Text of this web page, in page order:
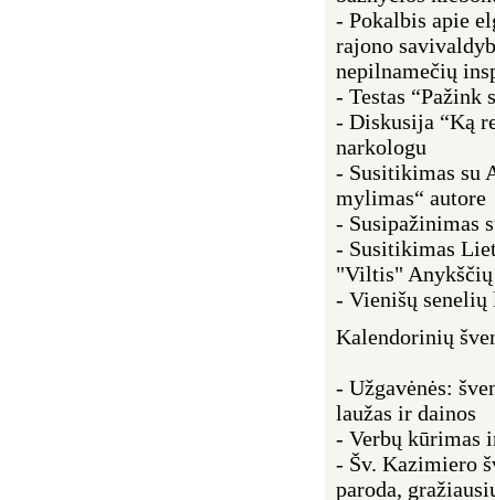
- Pokalbis apie
rajono
nepilnamečių
- Testas “Pažink
- Diskusija “Ką
narkologu
- Susitikimas su
mylimas“ autore
- Susipažinimas
- Susitikimas
"Viltis"
- Vienišų
Kalendorinių
- Užgavėnės:
laužas ir dainos
- Verbų kūrimas
- Šv. Kazimiero
paroda,